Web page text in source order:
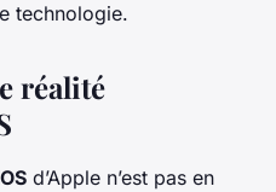
technologie.
réalité
d’Apple n’est pas en